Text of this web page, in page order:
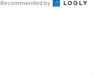
Recommended by